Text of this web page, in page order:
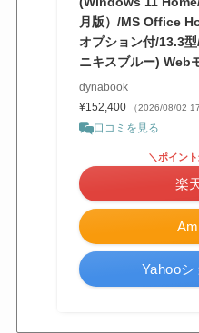
月版）/MS Office
オプション付/13.3
ニキスブルー) Web
dynabook
¥152,400
（2026/08/02
口コミを見る
＼ポイン
楽
Yahoo